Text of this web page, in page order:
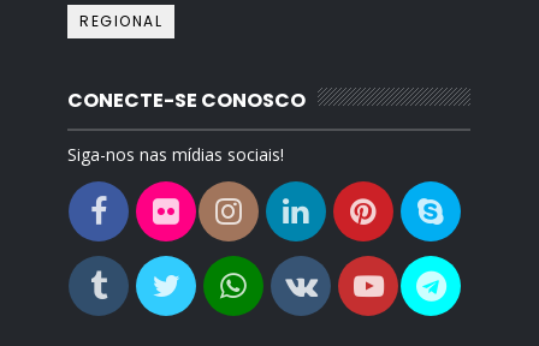
REGIONAL
CONECTE-SE CONOSCO
Siga-nos nas mídias sociais!